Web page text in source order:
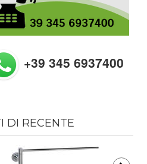
+39 345 6937400
DI RECENTE